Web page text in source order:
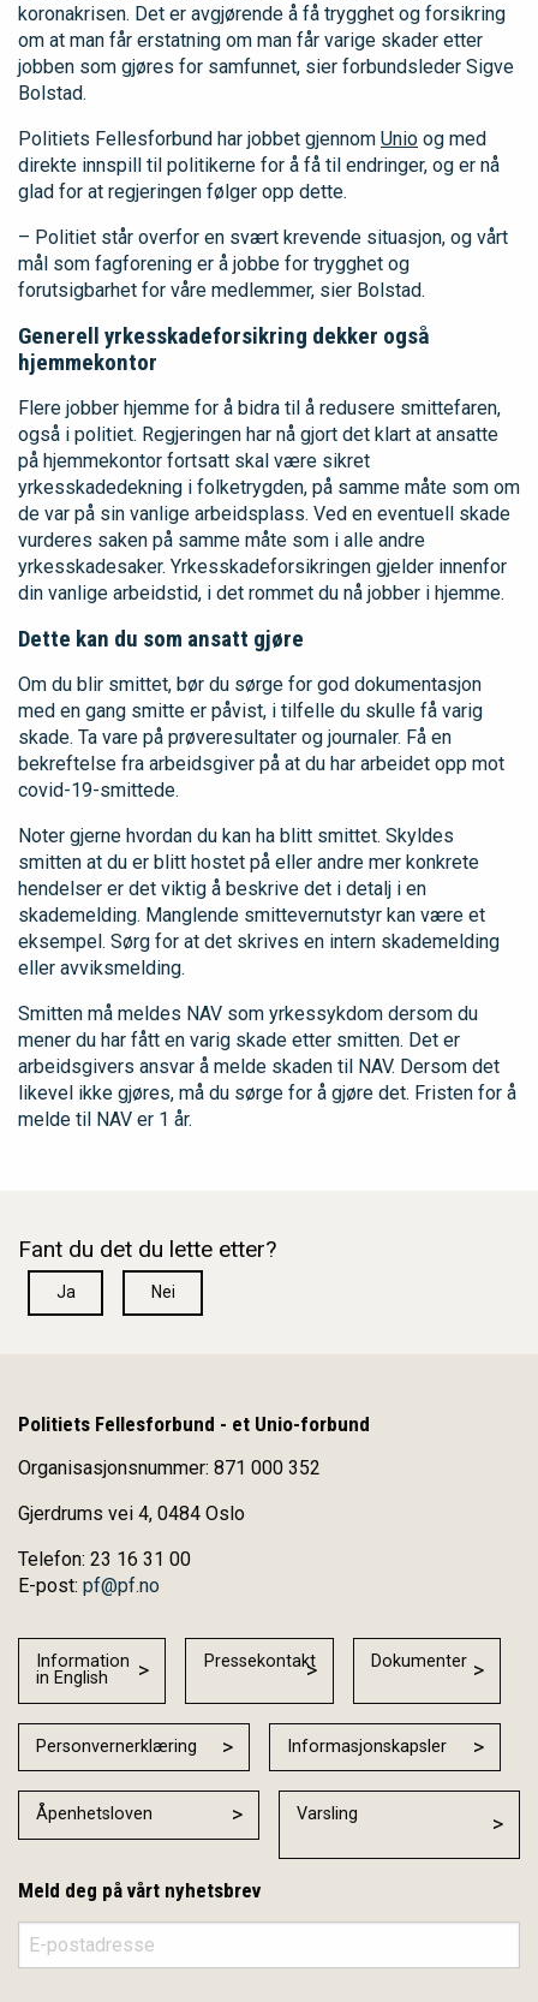
koronakrisen. Det er avgjørende å få trygghet og forsikring
om at man får erstatning om man får varige skader etter
jobben som gjøres for samfunnet, sier forbundsleder Sigve
Bolstad.
Politiets Fellesforbund har jobbet gjennom Unio og med
direkte innspill til politikerne for å få til endringer, og er nå
glad for at regjeringen følger opp dette.
– Politiet står overfor en svært krevende situasjon, og vårt
mål som fagforening er å jobbe for trygghet og
forutsigbarhet for våre medlemmer, sier Bolstad.
Generell yrkesskadeforsikring dekker også
hjemmekontor
Flere jobber hjemme for å bidra til å redusere smittefaren,
også i politiet. Regjeringen har nå gjort det klart at ansatte
på hjemmekontor fortsatt skal være sikret
yrkesskadedekning i folketrygden, på samme måte som om
de var på sin vanlige arbeidsplass. Ved en eventuell skade
vurderes saken på samme måte som i alle andre
yrkesskadesaker. Yrkesskadeforsikringen gjelder innenfor
din vanlige arbeidstid, i det rommet du nå jobber i hjemme.
Dette kan du som ansatt gjøre
Om du blir smittet, bør du sørge for god dokumentasjon
med en gang smitte er påvist, i tilfelle du skulle få varig
skade. Ta vare på prøveresultater og journaler. Få en
bekreftelse fra arbeidsgiver på at du har arbeidet opp mot
covid-19-smittede.
Noter gjerne hvordan du kan ha blitt smittet. Skyldes
smitten at du er blitt hostet på eller andre mer konkrete
hendelser er det viktig å beskrive det i detalj i en
skademelding. Manglende smittevernutstyr kan være et
eksempel. Sørg for at det skrives en intern skademelding
eller avviksmelding.
Smitten må meldes NAV som yrkessykdom dersom du
mener du har fått en varig skade etter smitten. Det er
arbeidsgivers ansvar å melde skaden til NAV. Dersom det
likevel ikke gjøres, må du sørge for å gjøre det. Fristen for å
melde til NAV er 1 år.
Fant du det du lette etter?
Ja Nei
Politiets Fellesforbund - et Unio-forbund
Organisasjonsnummer: 871 000 352
Gjerdrums vei 4, 0484 Oslo
Telefon: 23 16 31 00
E-post: pf@pf.no
Information
in English
Pressekontakt Dokumenter
Personvernerklæring Informasjonskapsler
Åpenhetsloven Varsling
Meld deg på vårt nyhetsbrev